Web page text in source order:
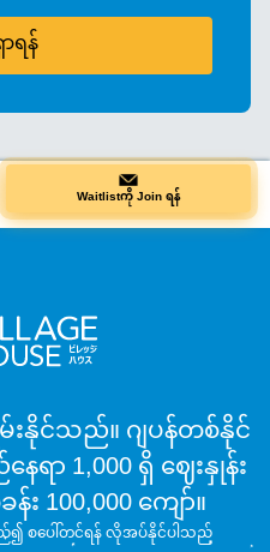
ရန်
Waitlistကို Join ရန်
းနိုင်သည်။ ဂျပန်တစ်နိုင်
ရာ 1,000 ရှိ ဈေးနှုန်း
ကျော်။
ည်၍ စပေါ်တင်ရန် လိုအပ်နိုင်ပါသည်